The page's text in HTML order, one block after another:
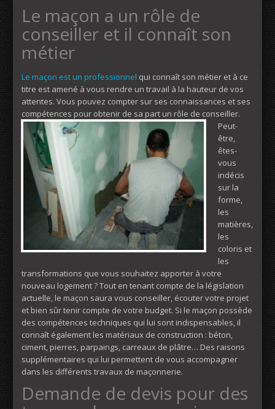
Le maçon a un rôle de
conseiller et il connaît son
métier
Le maçon est un professionnel qui connaît son métier et à ce
titre est amené à vous rendre un travail à la hauteur de vos
attentes. Vous pouvez compter sur ses connaissances et ses
compétences pour obtenir de sa part un rôle de conseiller.
Peut-
être,
êtes-
vous
indécis
sur la
forme,
les
matières,
les
coloris et
les
transformations que vous souhaitez apporter à votre
nouveau logement ? Tout en tenant compte de la législation
actuelle, le maçon saura vous conseiller, écouter votre projet
et bien sûr tenir compte de votre budget. Si le maçon possède
des compétences techniques qui lui sont indispensables, il
connaît également les matériaux de construction : béton,
ciment, pierres, parpaings, carreaux de plâtre… Des raisons
supplémentaires qui lui permettent de vous accompagner
dans les différents travaux de maçonnerie.
Demande de devis pour des